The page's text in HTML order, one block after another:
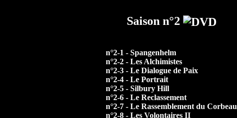
Saison n°2
n°2-1 - Spangenhelm
n°2-2 - Les Alchimistes
n°2-3 - Le Dialogue de Paix
n°2-4 - Le Portrait
n°2-5 - Silbury Hill
n°2-6 - Le Reclassement
n°2-7 - Le Rassemblement du Corbeau
n°2-8 - Les Volontaires II